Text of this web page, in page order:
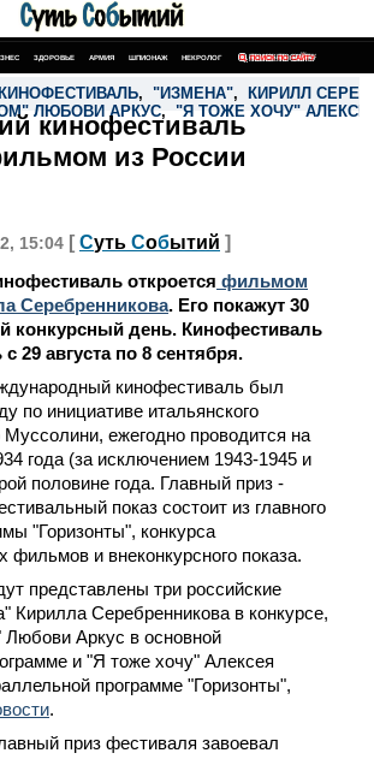
ЗДОРОВЬЕ АРМИЯ ШПИОНАЖ НЕКРОЛОГ ПОИСК ПО САЙТУ
, "ИЗМЕНА",
КИРИЛЛ
ЛЮБОВИ АРКУС, "Я ТОЖЕ ХОЧУ"
кинофестиваль
из России
15:04 [ Суть Событий ]
откроется фильмом
Серебренникова. Его покажут 30
конкурсный день. Кинофестиваль
29 августа по 8 сентября.
кинофестиваль был
по инициативе итальянского
Муссолини, ежегодно проводится на
года (за исключением 1943-1945 и
половине года. Главный приз -
показ состоит из главного
"Горизонты", конкурса
фильмов и внеконкурсного показа.
представлены три российские
Кирилла Серебренникова в конкурсе,
Любови Аркус в основной
и "Я тоже хочу" Алексея
программе "Горизонты",
.
приз фестиваля завоевал